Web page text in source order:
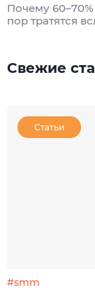
Почему
пор тратятся
Свежие
Статьи
#smm